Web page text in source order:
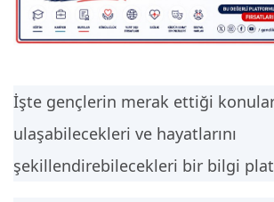
İşte gençlerin merak ettiği
ulaşabilecekleri ve hayatlarını
şekillendirebilecekleri bir bilgi